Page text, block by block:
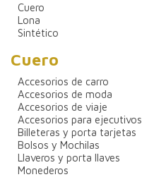
Cuero
Lona
Sintético
Cuero
Accesorios de carro
Accesorios de moda
Accesorios de viaje
Accesorios para ejecutivos
Billeteras y porta tarjetas
Bolsos y Mochilas
Llaveros y porta llaves
Monederos